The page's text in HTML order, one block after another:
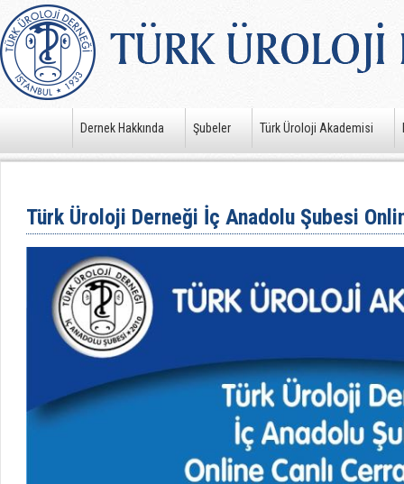
Dernek Hakkında Şubeler Türk Üroloji Akademisi
Türk Üroloji Derneği İç Anadolu Şubesi